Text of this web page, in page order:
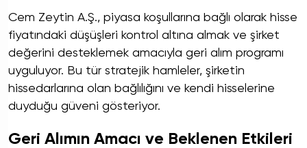
Cem Zeytin A.Ş., piyasa koşullarına bağlı olarak hisse
fiyatındaki düşüşleri kontrol altına almak ve şirket
değerini desteklemek amacıyla geri alım programı
uyguluyor. Bu tür stratejik hamleler, şirketin
hissedarlarına olan bağlılığını ve kendi hisselerine
duyduğu güveni gösteriyor.
Geri Alımın Amacı ve Beklenen Etkileri